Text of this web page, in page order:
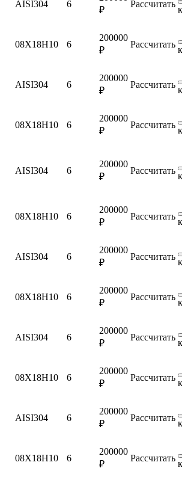
AISI304 6
₽
Рассчитать
08Х18Н10 6
200000
₽
Рассчитать
AISI304 6
200000
₽
Рассчитать
08Х18Н10 6
200000
₽
Рассчитать
AISI304 6
200000
₽
Рассчитать
08Х18Н10 6
200000
₽
Рассчитать
AISI304 6
200000
₽
Рассчитать
08Х18Н10 6
200000
₽
Рассчитать
AISI304 6
200000
₽
Рассчитать
08Х18Н10 6
200000
₽
Рассчитать
AISI304 6
200000
₽
Рассчитать
08Х18Н10 6
200000
₽
Рассчитать